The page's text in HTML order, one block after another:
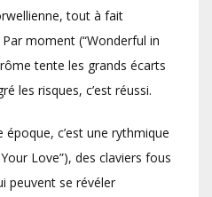
tout à fait
moment (“Wonderful in
tente les grands écarts
les risques, c’est réussi.
c’est une rythmique
Love”), des claviers fous
peuvent se révéler